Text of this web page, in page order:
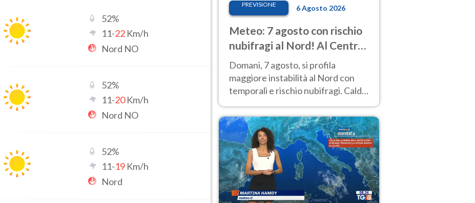
52%
11-22 Km/h
Nord NO
52%
11-20Km/h
Nord NO
52%
11-19 Km/h
Nord
PREVISIONE 6 Agosto 2026
Meteo: 7 agosto con rischio
nubifragi al Nord! Al Centro-
Sud caldo estremo
Domani, 7 agosto, si profila
maggiore instabilità al Nord con
temporali e rischio nubifragi. Caldo
previsioni.